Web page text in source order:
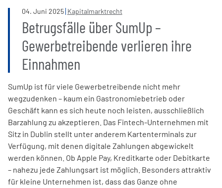
04. Juni 2025 Kapitalmarktrecht
Betrugsfälle über SumUp –
Gewerbetreibende verlieren ihre
Einnahmen
SumUp ist für viele Gewerbetreibende nicht mehr
wegzudenken – kaum ein Gastronomiebetrieb oder
Geschäft kann es sich heute noch leisten, ausschließlich
Barzahlung zu akzeptieren. Das Fintech-Unternehmen mit
Sitz in Dublin stellt unter anderem Kartenterminals zur
Verfügung, mit denen digitale Zahlungen abgewickelt
werden können. Ob Apple Pay, Kreditkarte oder Debitkarte
– nahezu jede Zahlungsart ist möglich. Besonders attraktiv
für kleine Unternehmen ist, dass das Ganze ohne